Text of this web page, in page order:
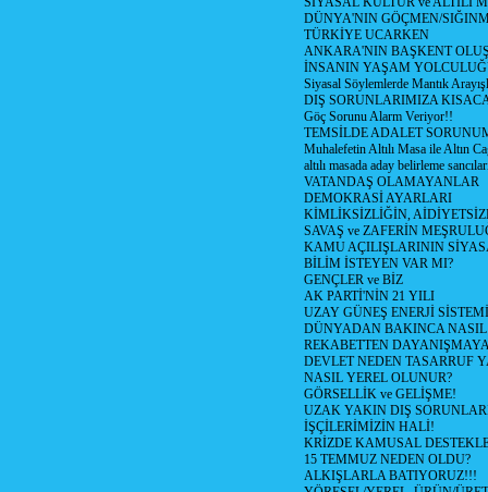
DÜNYA'NIN GÖÇMEN/
TÜRKİYE UCARKEN
ANKARA'NIN BAŞKENT
İNSANIN YAŞAM
Siyasal Söylemlerde Mantık
DIŞ SORUNLARIMIZA
Göç Sorunu Alarm Veriyor!!
TEMSİLDE ADALET
Muhalefetin Altılı Masa ile Altın
altılı masada aday belirleme
VATANDAŞ OLAMAYANLAR
DEMOKRASİ AYARLARI
KİMLİKSİZLİĞİN,
SAVAŞ ve ZAFERİN
KAMU AÇILIŞLARININ
BİLİM İSTEYEN VAR MI?
GENÇLER ve BİZ
AK PARTİ'NİN 21 YILI
UZAY GÜNEŞ ENERJİ SİSTEMİ
DÜNYADAN BAKINCA
REKABETTEN
DEVLET NEDEN TASARRUF
NASIL YEREL OLUNUR?
GÖRSELLİK ve GELİŞME!
UZAK YAKIN DIŞ
İŞÇİLERİMİZİN HALİ!
KRİZDE KAMUSAL
15 TEMMUZ NEDEN OLDU?
ALKIŞLARLA BATIYORUZ!!!